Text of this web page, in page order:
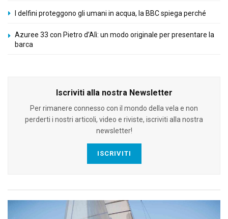
I delfini proteggono gli umani in acqua, la BBC spiega perché
Azuree 33 con Pietro d’Alì: un modo originale per presentare la
barca
Iscriviti alla nostra Newsletter
Per rimanere connesso con il mondo della vela e non
perderti i nostri articoli, video e riviste, iscriviti alla nostra
newsletter!
ISCRIVITI